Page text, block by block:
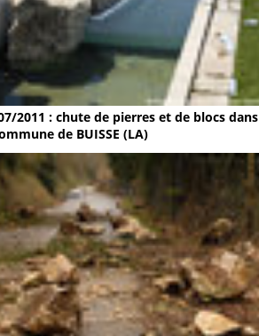
2011 : chute de pierres et de blocs dans
de BUISSE (LA)